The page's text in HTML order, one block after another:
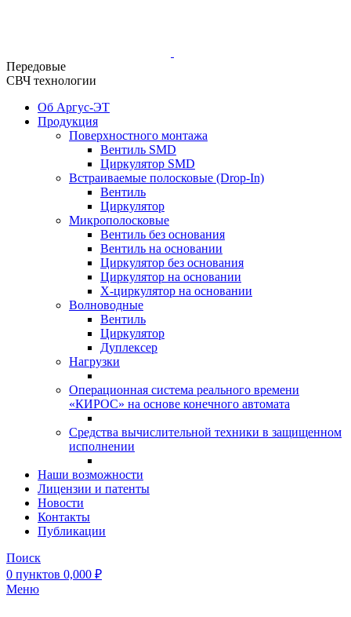
Передовые
СВЧ технологии
Об Аргус-ЭТ
Продукция
Поверхностного монтажа
Вентиль SMD
Циркулятор SMD
Встраиваемые полосковые (Drop-In)
Вентиль
Циркулятор
Микрополосковые
Вентиль без основания
Вентиль на основании
Циркулятор без основания
Циркулятор на основании
Х-циркулятор на основании
Волноводные
Вентиль
Циркулятор
Дуплексер
Нагрузки
Операционная система реального времени
«КИРОС» на основе конечного автомата
Средства вычислительной техники в защищенном
исполнении
Наши возможности
Лицензии и патенты
Новости
Контакты
Публикации
Поиск
0 пунктов 0,000 ₽
Меню